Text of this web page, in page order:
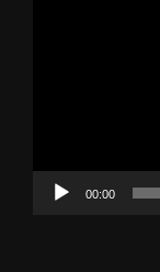
c
00:00